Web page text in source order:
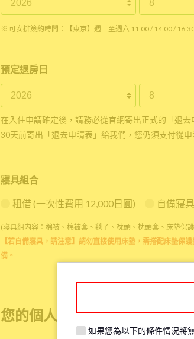
※ 可安排簽約時間：【東京】週一至週六 11:00 / 14:00 /
預定退房日
在入住申請確定後，請務必從官網寄出正式的「退
30天前寄出「退去申請表」給我們，您仍須支付從
寢具組合
租借 (一次性費用 12,000日圓) 自備寢具
(寢具組内容：棉被、棉被套、毯子、枕頭、枕頭套、床墊保
【若自備寢具，請注意】請勿直接使用床墊，需搭配床墊保
備。
您的個人資訊
如果您為以下的條件情況將